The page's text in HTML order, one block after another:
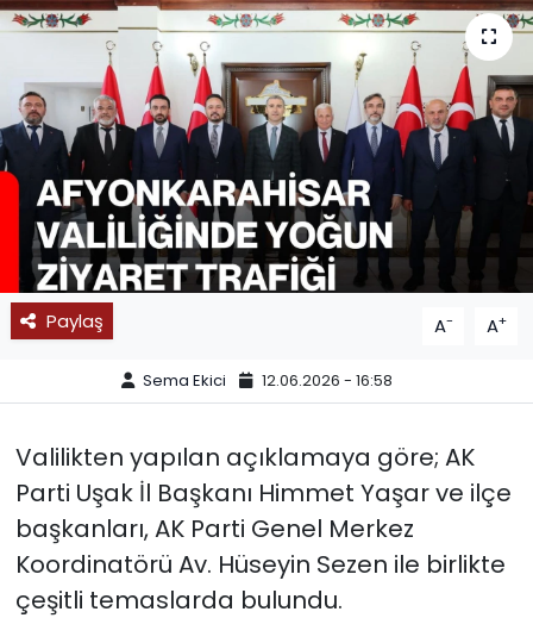
Paylaş A- A+
Sema Ekici 12.06.2026 - 16:58
Valilikten yapılan açıklamaya göre; AK
Parti Uşak İl Başkanı Himmet Yaşar ve ilçe
başkanları, AK Parti Genel Merkez
Koordinatörü Av. Hüseyin Sezen ile birlikte
çeşitli temaslarda bulundu.
SAĞLIK
SPOR
11:11 MANŞET